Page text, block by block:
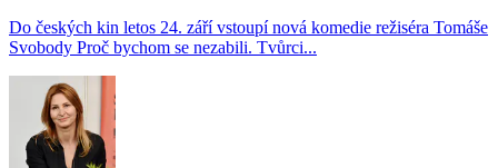
Do českých kin letos 24. září vstoupí nová komedie režiséra Tomáše
Svobody Proč bychom se nezabili. Tvůrci...